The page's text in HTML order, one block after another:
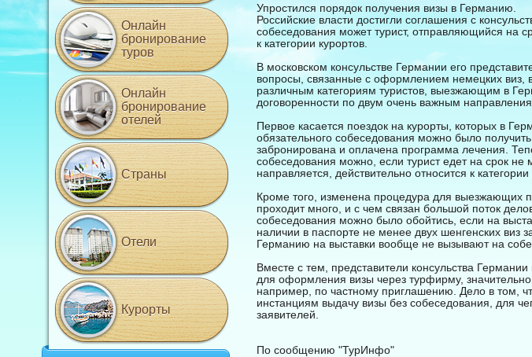
Упростился порядок получения визы в Германию.
Российские власти достигли соглашения с
собеседования может турист, отправляющийся на
к категории курортов.
В московском консульстве Германии его
вопросы, связанные с оформлением немецких виз,
различным категориям туристов, выезжающим в
договоренности по двум очень важным
Первое касается поездок на курорты, которых в
обязательного собеседования можно было
забронирована и оплачена программа лечения.
собеседования можно, если турист едет на срок
направляется, действительно относится к категории
Кроме того, изменена процедура для выезжающих
проходит много, и с чем связан большой поток
собеседования можно было обойтись, если на
наличии в паспорте не менее двух шенгенских
Германию на выставки вообще не вызывают на
Вместе с тем, представители консульства
для оформления визы через турфирму,
например, по частному приглашению. Дело в том,
инстанциям выдачу визы без собеседования, для
заявителей.
По сообщению "ТурИнфо"
Онлайн
бронирование
туров
Онлайн
бронирование
отелей
Страны
Отели
Курорты